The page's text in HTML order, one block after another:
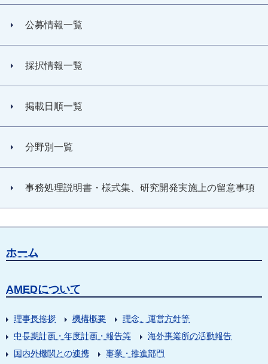
公募情報一覧
採択情報一覧
掲載日順一覧
分野別一覧
事務処理説明書・様式集、研究開発実施上の留意事項
ホーム
AMEDについて
理事長挨拶 機構概要
理念、運営方針等
中長期計画・年度計画・報告等
海外事業所の活動報告
国内外機関との連携
事業・推進部門